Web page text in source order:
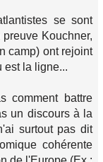
se sont
Kouchner,
camp) ont rejoint
est la ligne...
comment battre
un discours à la
surtout pas dit
cohérente